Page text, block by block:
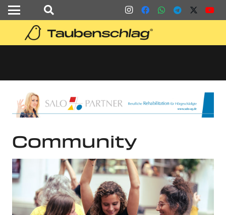
Community